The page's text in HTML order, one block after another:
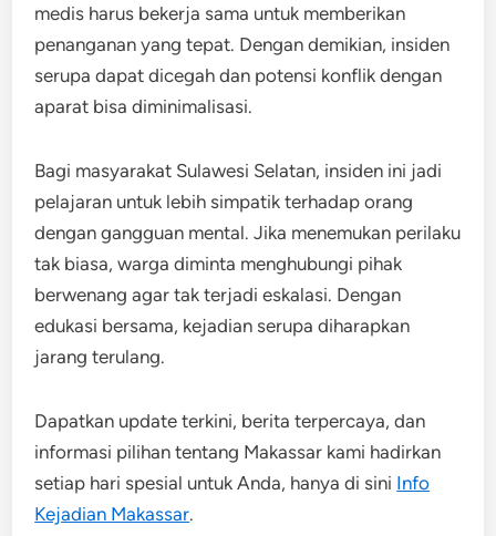
medis harus bekerja sama untuk memberikan
penanganan yang tepat. Dengan demikian, insiden
serupa dapat dicegah dan potensi konflik dengan
aparat bisa diminimalisasi.
Bagi masyarakat Sulawesi Selatan, insiden ini jadi
pelajaran untuk lebih simpatik terhadap orang
dengan gangguan mental. Jika menemukan perilaku
tak biasa, warga diminta menghubungi pihak
berwenang agar tak terjadi eskalasi. Dengan
edukasi bersama, kejadian serupa diharapkan
jarang terulang.
Dapatkan update terkini, berita terpercaya, dan
informasi pilihan tentang Makassar kami hadirkan
setiap hari spesial untuk Anda, hanya di sini Info
Kejadian Makassar.